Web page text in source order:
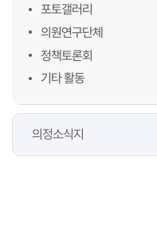
포토갤러리
의원연구단체
정책토론회
기타 활동
의정소식지